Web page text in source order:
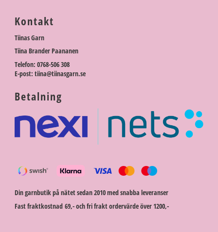
Kontakt
Tiinas Garn
Tiina Brander Paananen
Telefon: 0768-506 308
E-post: tiina@tiinasgarn.se
Betalning
Din garnbutik på nätet sedan 2010 med snabba leveranser
Fast fraktkostnad 69,- och fri frakt ordervärde över 1200,-